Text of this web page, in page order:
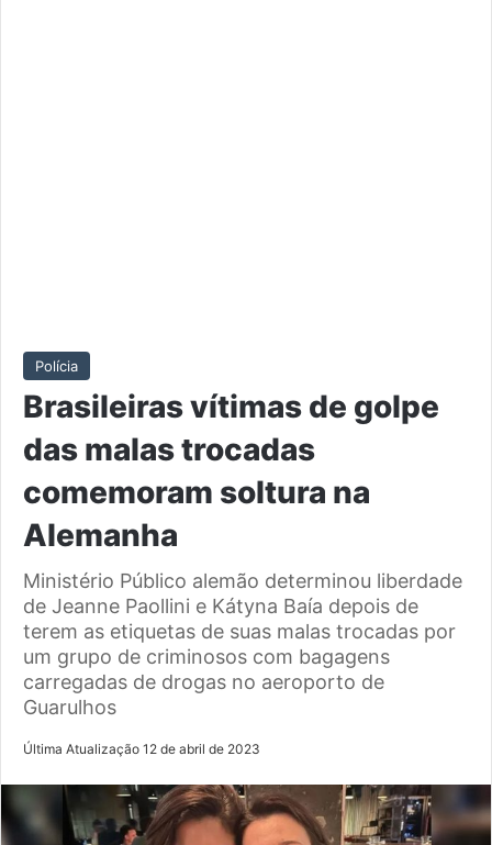
Polícia
Brasileiras vítimas de golpe
das malas trocadas
comemoram soltura na
Alemanha
Ministério Público alemão determinou liberdade
de Jeanne Paollini e Kátyna Baía depois de
terem as etiquetas de suas malas trocadas por
um grupo de criminosos com bagagens
carregadas de drogas no aeroporto de
Guarulhos
Última Atualização 12 de abril de 2023